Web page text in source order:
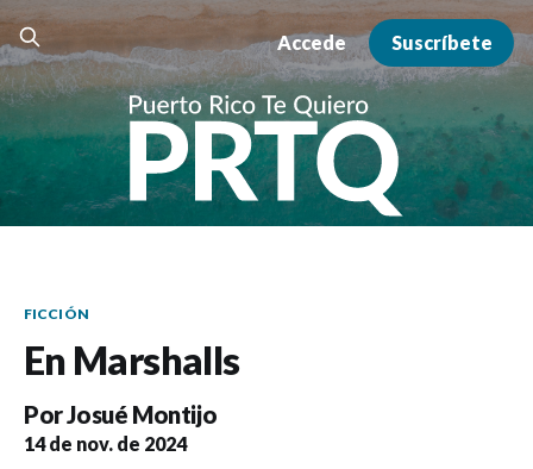
Accede Suscríbete
FICCIÓN
En Marshalls
PorJosué Montijo
14 de nov. de 2024